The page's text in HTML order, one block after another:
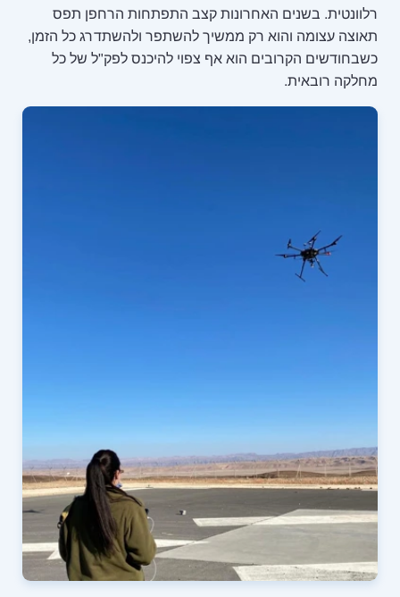
רלוונטית. בשנים האחרונות קצב התפתחות הרחפן תפס
תאוצה עצומה והוא רק ממשיך להשתפר ולהשתדרג כל הזמן,
כשבחודשים הקרובים הוא אף צפוי להיכנס לפק"ל של כל
מחלקה רובאית.